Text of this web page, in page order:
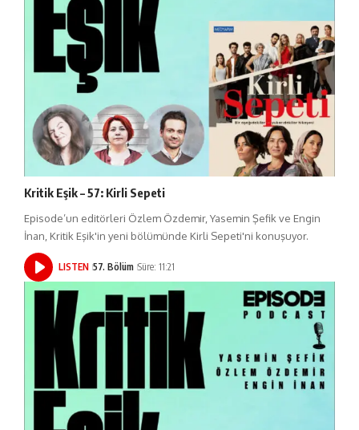
Kritik Eşik – 57: Kirli Sepeti
Episode’un editörleri Özlem Özdemir, Yasemin Şefik ve Engin
İnan, Kritik Eşik'in yeni bölümünde Kirli Sepeti'ni konuşuyor.
LISTEN 57. Bölüm Süre: 11:21